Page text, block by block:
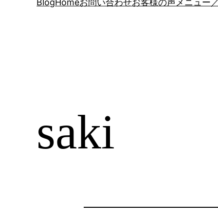
BlogHomeお問い合わせお客様の声 メニュー
saki